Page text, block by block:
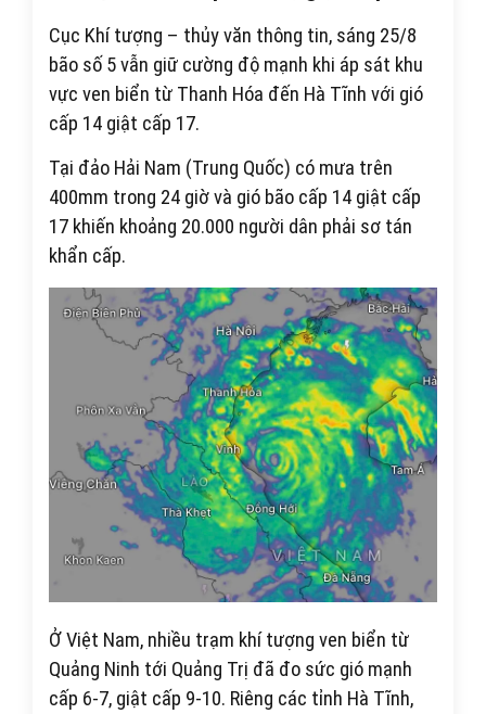
Cục Khí tượng – thủy văn thông tin, sáng 25/8
bão số 5 vẫn giữ cường độ mạnh khi áp sát khu
vực ven biển từ Thanh Hóa đến Hà Tĩnh với gió
cấp 14 giật cấp 17.
Tại đảo Hải Nam (Trung Quốc) có mưa trên
400mm trong 24 giờ và gió bão cấp 14 giật cấp
17 khiến khoảng 20.000 người dân phải sơ tán
khẩn cấp.
Ở Việt Nam, nhiều trạm khí tượng ven biển từ
Quảng Ninh tới Quảng Trị đã đo sức gió mạnh
cấp 6-7, giật cấp 9-10. Riêng các tỉnh Hà Tĩnh,